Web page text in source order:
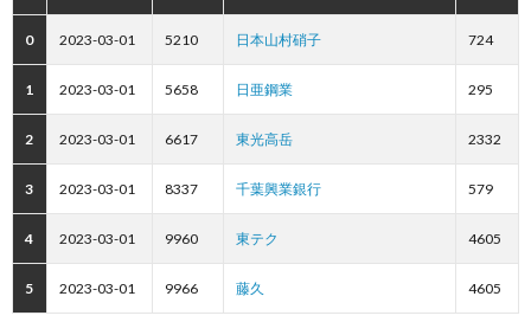
0 2023-03-01 5210 日本山村硝子 724
1 2023-03-01 5658 日亜鋼業 295
2 2023-03-01 6617 東光高岳 2332
3 2023-03-01 8337 千葉興業銀行 579
4 2023-03-01 9960 東テク 4605
5 2023-03-01 9966 藤久 4605